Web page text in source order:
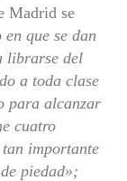
Madrid se
en que se dan
librarse del
a toda clase
para alcanzar
cuatro
importante
piedad»;